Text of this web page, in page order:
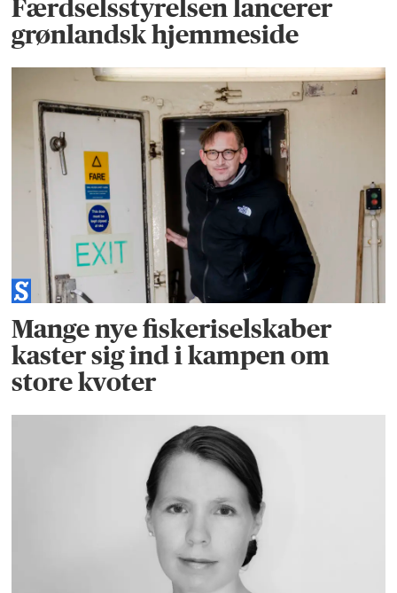
Færdselsstyrelsen lancerer
grønlandsk hjemmeside
Mange nye fiskeriselskaber
kaster sig ind i kampen om
store kvoter